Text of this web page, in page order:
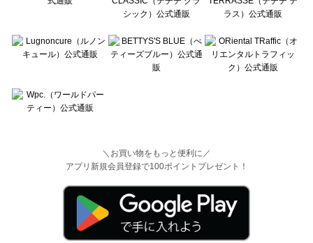
＼お買い物をもっと便利に／
アプリ新規会員登録で100ポイントプレゼント！